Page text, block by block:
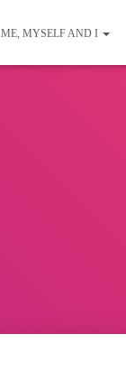
ME, MYSELF AND I